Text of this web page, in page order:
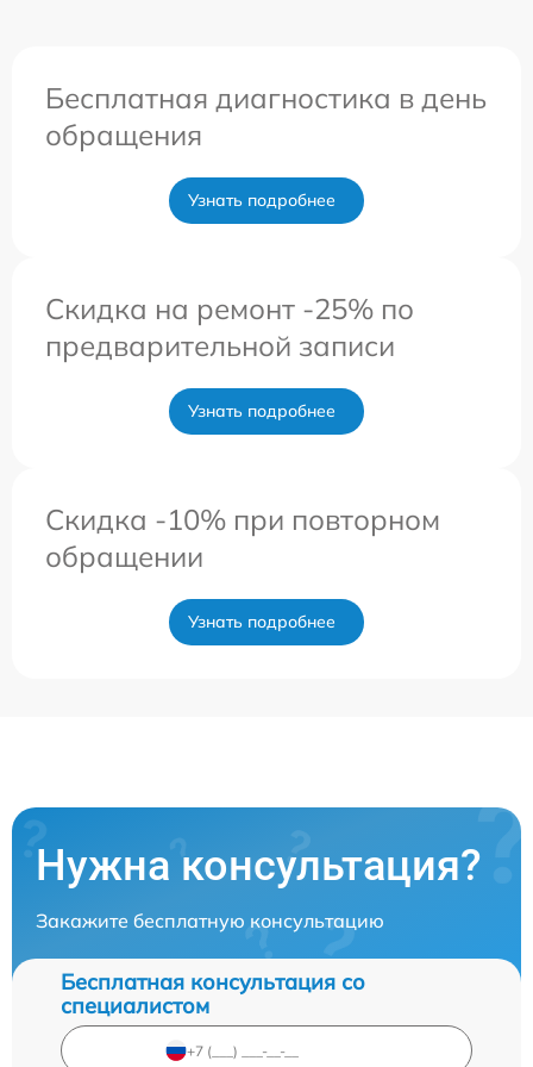
Бесплатная диагностика в день
обращения
Узнать подробнее
Скидка на ремонт -25% по
предварительной записи
Узнать подробнее
Скидка -10% при повторном
обращении
Узнать подробнее
Нужна консультация?
Закажите бесплатную консультацию
Бесплатная консультация со
специалистом